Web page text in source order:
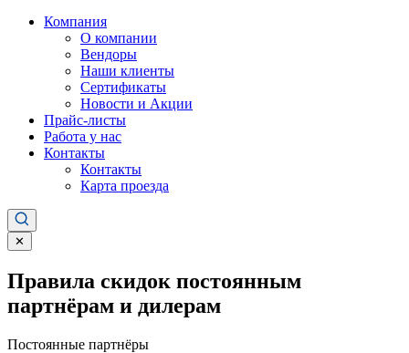
Компания
О компании
Вендоры
Наши клиенты
Сертификаты
Новости и Акции
Прайс-листы
Работа у нас
Контакты
Контакты
Карта проезда
✕
Правила скидок постоянным
партнёрам и дилерам
Постоянные партнёры